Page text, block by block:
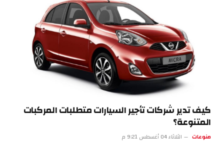
كيف تدير شركات تأجير السيارات متطلبات المركبات
المتنوعة؟
منوعات الثلاثاء 04 أغسطس 9:21 م